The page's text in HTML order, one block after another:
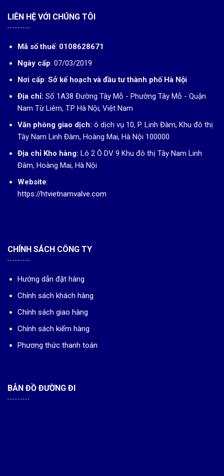
LIÊN HỆ VỚI CHÚNG TÔI
Mã số thuế: 0108628671
Ngày cấp: 07/03/2019
Nơi cấp: Sở kế hoạch và đầu tư thành phố Hà Nội
Địa chỉ: Số 1A38 Đường Tây Mỗ - Phường Tây Mỗ - Quận
Nam Từ Liêm, T.P Hà Nội, Việt Nam
Văn phòng giao dịch: ô dịch vụ 10, P. Linh Đàm, Khu đô thị
Tây Nam Linh Đàm, Hoàng Mai, Hà Nội 100000
Địa chỉ Kho hàng: Lô 2 Ô DV 9 Khu đô thị Tây Nam Linh
Đàm, Hoàng Mai, Hà Nội
Website:
https://htvietnamvalve.com
CHÍNH SÁCH CÔNG TY
Hướng dẫn đặt hàng
Chính sách khách hàng
Chính sách giao hàng
Chính sách kiểm hàng
Phương thức thanh toán
BẢN ĐỒ ĐƯỜNG ĐI